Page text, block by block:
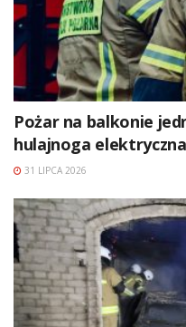
Pożar na balkonie
hulajnoga elektryczna
31 LIPCA 2026